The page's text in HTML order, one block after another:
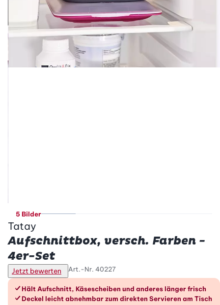
5 Bilder
Tatay
Aufschnittbox, versch. Farben -
4er-Set
Jetzt bewerten Art.-Nr. 40227
Die Vorteile im Überblick
Hält Aufschnitt, Käsescheiben und anderes länger frisch
Deckel leicht abnehmbar zum direkten Servieren am Tisch